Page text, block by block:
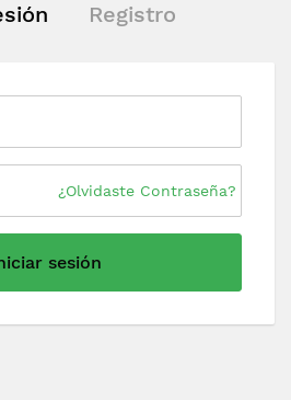
Registro
¿Olvidaste Contraseña?
sesión